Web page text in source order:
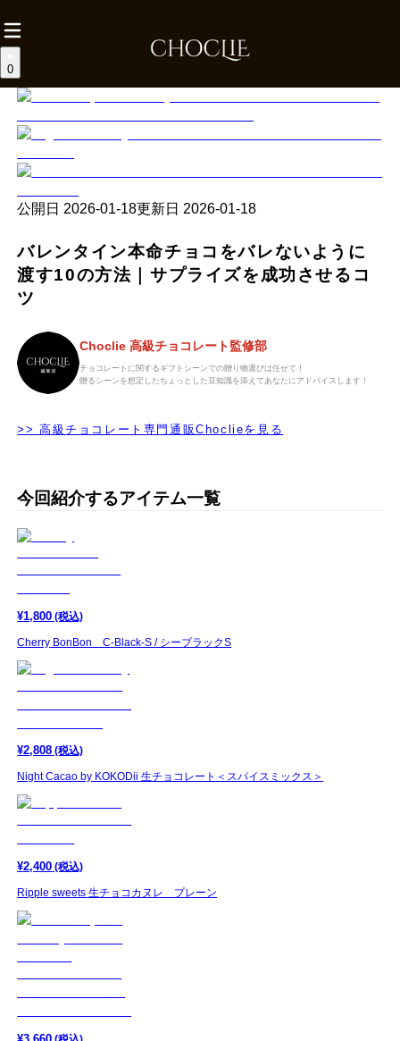
0
公開日 2026-01-18更新日 2026-01-18
バレンタイン本命チョコをバレないように
渡す10の方法｜サプライズを成功させるコ
ツ
Choclie 高級チョコレート監修部
チョコレートに関するギフトシーンでの贈り物選びは任せて！
贈るシーンを想定したちょっとした豆知識を添えてあなたにアドバイスします！
>> 高級チョコレート専門通販Choclieを見る
今回紹介するアイテム一覧
¥1,800 (税込)
Cherry BonBon C-Black-S / シーブラックS
¥2,808 (税込)
Night Cacao by KOKODii 生チョコレート＜スパイスミックス＞
¥2,400 (税込)
Ripple sweets 生チョコカヌレ プレーン